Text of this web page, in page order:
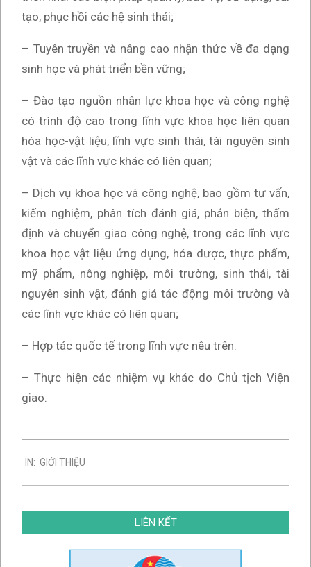
tạo, phục hồi các hệ sinh thái;
– Tuyên truyền và nâng cao nhận thức về đa dạng
sinh học và phát triển bền vững;
– Đào tạo nguồn nhân lực khoa học và công nghệ
có trình độ cao trong lĩnh vực khoa học liên quan
hóa học-vật liệu, lĩnh vực sinh thái, tài nguyên sinh
vật và các lĩnh vực khác có liên quan;
– Dịch vụ khoa học và công nghệ, bao gồm tư vấn,
kiểm nghiệm, phân tích đánh giá, phản biện, thẩm
định và chuyển giao công nghệ, trong các lĩnh vực
khoa học vật liệu ứng dụng, hóa dược, thực phẩm,
mỹ phẩm, nông nghiệp, môi trường, sinh thái, tài
nguyên sinh vật, đánh giá tác động môi trường và
các lĩnh vực khác có liên quan;
– Hợp tác quốc tế trong lĩnh vực nêu trên.
– Thực hiện các nhiệm vụ khác do Chủ tịch Viện
giao.
11-
21
IN: GIỚI THIỆU
LIÊN KẾT